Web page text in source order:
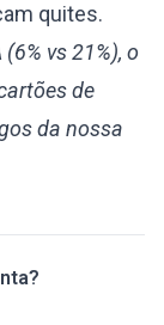
quites.
vs 21%), o
de
da nossa